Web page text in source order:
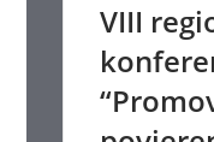
VIII